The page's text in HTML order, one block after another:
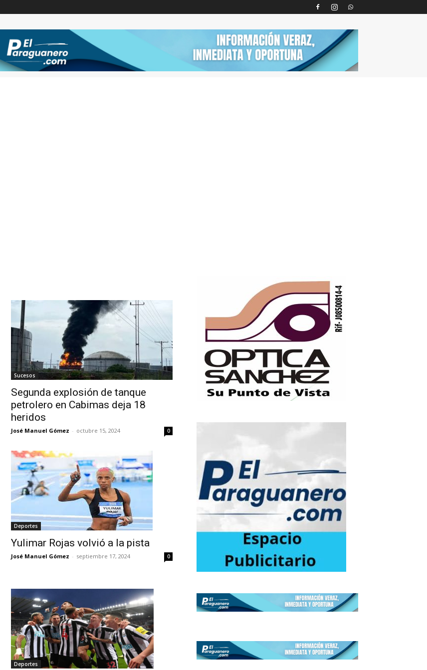
Sucesos
Segunda explosión de tanque
petrolero en Cabimas deja 18
heridos
José Manuel Gómez - octubre 15, 2024 0
Deportes
Yulimar Rojas volvió a la pista
José Manuel Gómez - septiembre 17, 2024 0
Deportes